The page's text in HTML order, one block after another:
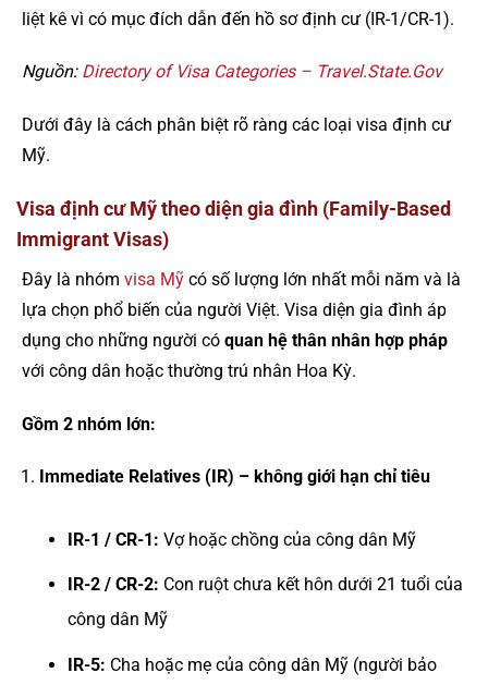
liệt kê vì có mục đích dẫn đến hồ sơ định cư (IR-1/CR-1).
Nguồn: Directory of Visa Categories – Travel.State.Gov
Dưới đây là cách phân biệt rõ ràng các loại visa định cư
Mỹ.
Visa định cư Mỹ theo diện gia đình (Family-Based
Immigrant Visas)
Đây là nhóm visa Mỹ có số lượng lớn nhất mỗi năm và là
lựa chọn phổ biến của người Việt. Visa diện gia đình áp
dụng cho những người có quan hệ thân nhân hợp pháp
với công dân hoặc thường trú nhân Hoa Kỳ.
Gồm 2 nhóm lớn:
Immediate Relatives (IR) – không giới hạn chỉ tiêu
IR-1 / CR-1: Vợ hoặc chồng của công dân Mỹ
IR-2 / CR-2: Con ruột chưa kết hôn dưới 21 tuổi của
công dân Mỹ
IR-5: Cha hoặc mẹ của công dân Mỹ (người bảo